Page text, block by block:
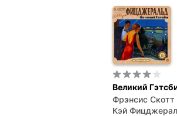
Великий
Фрэнсис Скотт
Кэй